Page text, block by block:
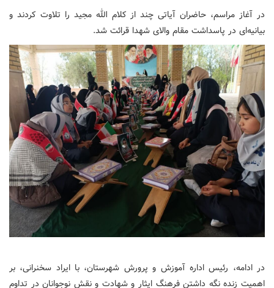
در آغاز مراسم، حاضران آیاتی چند از کلام الله مجید را تلاوت کردند و
بیانیه‌ای در پاسداشت مقام والای شهدا قرائت شد.
در ادامه، رئیس اداره آموزش و پرورش شهرستان، با ایراد سخنرانی، بر
اهمیت زنده نگه داشتن فرهنگ ایثار و شهادت و نقش نوجوانان در تداوم